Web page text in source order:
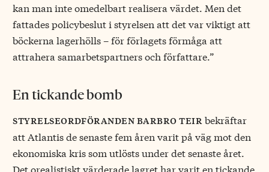
kan man inte omedelbart realisera värdet. Men det
fattades policybeslut i styrelsen att det var viktigt att
böckerna lagerhölls – för förlagets förmåga att
attrahera samarbetspartners och författare.”
En tickande bomb
styrelseordföranden barbro teirbekräftar
att Atlantis de senaste fem åren varit på väg mot den
ekonomiska kris som utlösts under det senaste året.
Det orealistiskt värderade lagret har varit en tickande